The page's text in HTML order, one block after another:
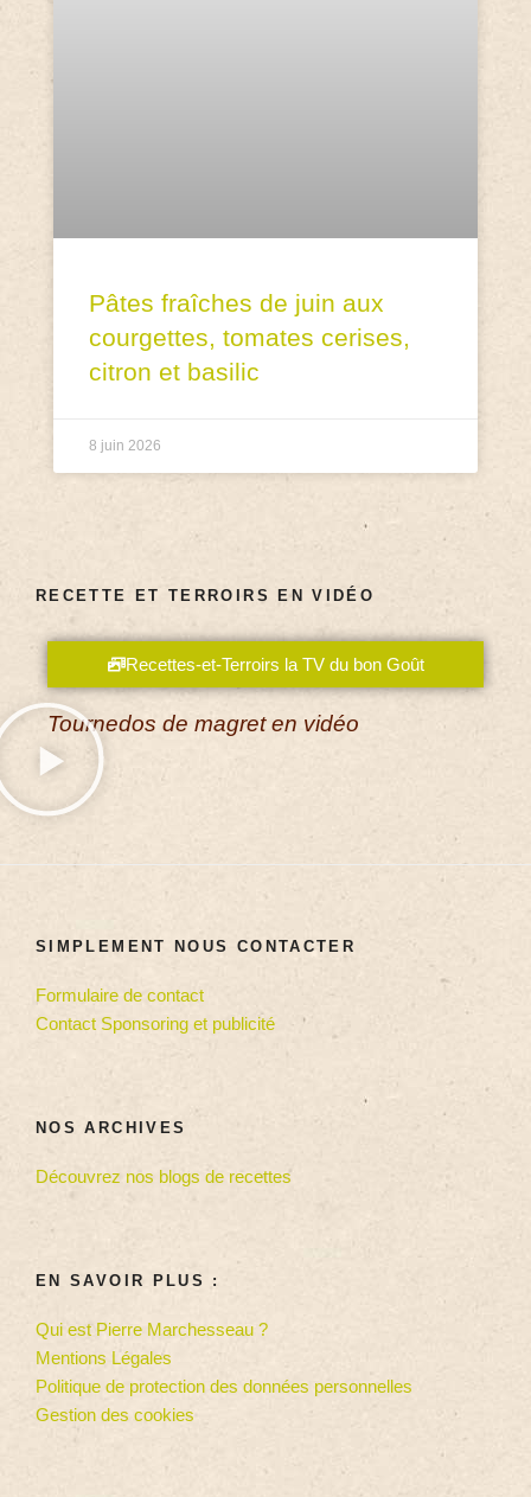
Pâtes fraîches de juin aux
courgettes, tomates cerises,
citron et basilic
8 juin 2026
RECETTE ET TERROIRS EN VIDÉO
Recettes-et-Terroirs la TV du bon Goût
Tournedos de magret en vidéo
SIMPLEMENT NOUS CONTACTER
Formulaire de contact
Contact Sponsoring et publicité
NOS ARCHIVES
Découvrez nos blogs de recettes
EN SAVOIR PLUS :
Qui est Pierre Marchesseau ?
Mentions Légales
Politique de protection des données personnelles
Gestion des cookies